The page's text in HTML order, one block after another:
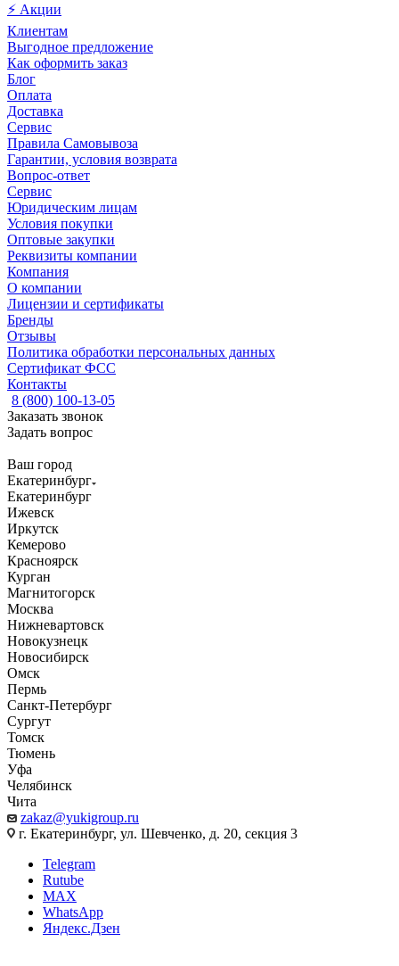
⚡ Акции
Клиентам
Выгодное предложение
Как оформить заказ
Блог
Оплата
Доставка
Сервис
Правила Самовывоза
Гарантии, условия возврата
Вопрос-ответ
Сервис
Юридическим лицам
Условия покупки
Оптовые закупки
Реквизиты компании
Компания
О компании
Лицензии и сертификаты
Бренды
Отзывы
Политика обработки персональных данных
Сертификат ФСС
Контакты
8 (800) 100-13-05
Заказать звонок
Задать вопрос
Ваш город
Екатеринбург
Екатеринбург
Ижевск
Иркутск
Кемерово
Красноярск
Курган
Магнитогорск
Москва
Нижневартовск
Новокузнецк
Новосибирск
Омск
Пермь
Санкт-Петербург
Сургут
Томск
Тюмень
Уфа
Челябинск
Чита
zakaz@yukigroup.ru
г. Екатеринбург, ул. Шевченко, д. 20, секция 3
Telegram
Rutube
MAX
WhatsApp
Яндекс.Дзен